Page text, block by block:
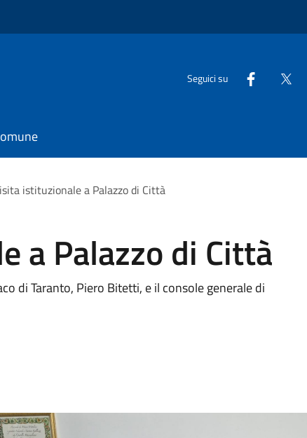
Seguici su
istituzionale a Palazzo di Città
a Palazzo di Città
di Taranto, Piero Bitetti, e il console generale di